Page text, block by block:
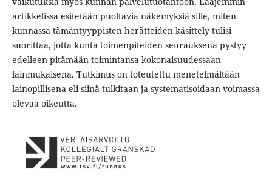
artikkelissa esitetään puoltavia näkemyksiä sille, miten
kunnassa tämäntyyppisten herätteiden käsittely tulisi
suorittaa, jotta kunta toimenpiteiden seurauksena pystyy
edelleen pitämään toimintansa kokonaisuudessaan
lainmukaisena. Tutkimus on toteutettu menetelmältään
lainopillisena eli siinä tulkitaan ja systematisoidaan voimassa
olevaa oikeutta.